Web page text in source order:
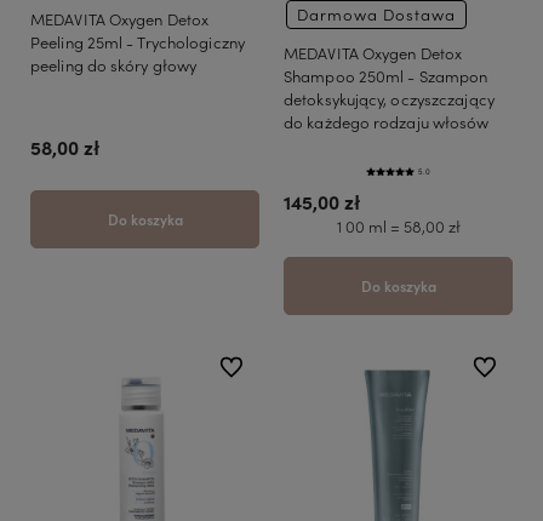
MEDAVITA Oxygen Detox
Peeling 25ml - Trychologiczny
peeling do skóry głowy
58,00 zł
Do koszyka
Darmowa Dostawa
MEDAVITA Oxygen Detox
Shampoo 250ml - Szampon
detoksykujący, oczyszczający
do każdego rodzaju włosów
5.0
145,00 zł
1 00 ml = 58,00 zł
Do koszyka
do ulubionych do